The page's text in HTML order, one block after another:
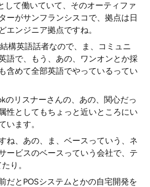
して働いていて、そのオーティファ
ーがサンフランシスコで、拠点は日
エンジニア拠点ですね。
構英語話者なので、ま、コミュニ
語で、もう、あの、ワンオンとか採
含めて全部英語でやっているってい
のリスナーさんの、あの、関心だっ
性としてもちょっと近いところにい
います。
ね、あの、ま、ベースっていう、ネ
ービスのベースっていう会社で、テ
り。
だとPOSシステムとかの自宅開発を